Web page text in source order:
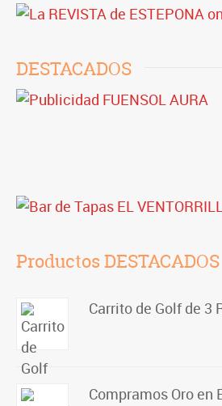
DESTACADOS
Productos DESTACADOS
Carrito de Golf de 3
Compramos Oro en